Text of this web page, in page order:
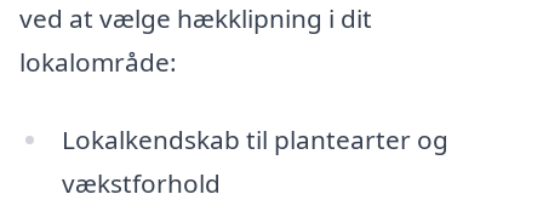
ved at vælge hækklipning i dit
lokalområde:
Lokalkendskab til plantearter og
vækstforhold